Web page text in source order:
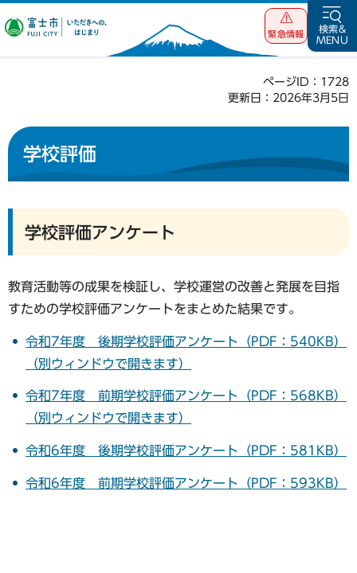
富士市 いただ
緊急情報
検索&
MENU
ページID：1728
更新日：2026年3月5日
学校評価
学校評価アンケート
教育活動等の成果を検証し、学校運営の改善と発展を目指
すための学校評価アンケートをまとめた結果です。
令和7年度 後期学校評価アンケート（PDF：540KB）
（別ウィンドウで開きます）
令和7年度 前期学校評価アンケート（PDF：568KB）
（別ウィンドウで開きます）
令和6年度 後期学校評価アンケート（PDF：581KB）
令和6年度 前期学校評価アンケート（PDF：593KB）